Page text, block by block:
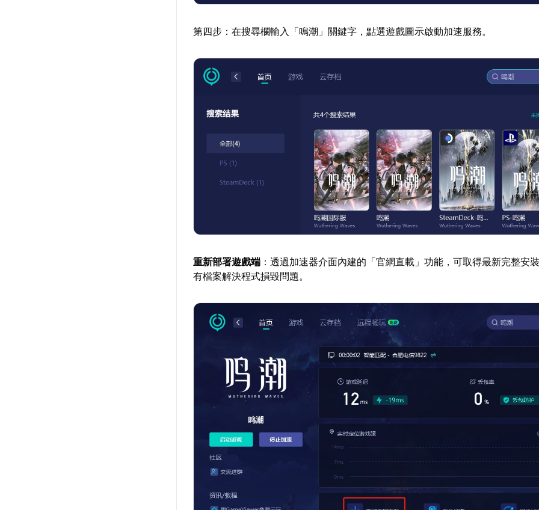
第四步：在搜尋欄輸入「鳴潮」關鍵字，點選遊戲圖示啟動加速服務。
重新部署遊戲端 ：透過加速器介面內建的「官網直載」功能，可取得最新完整安
有檔案解決程式損毀問題。